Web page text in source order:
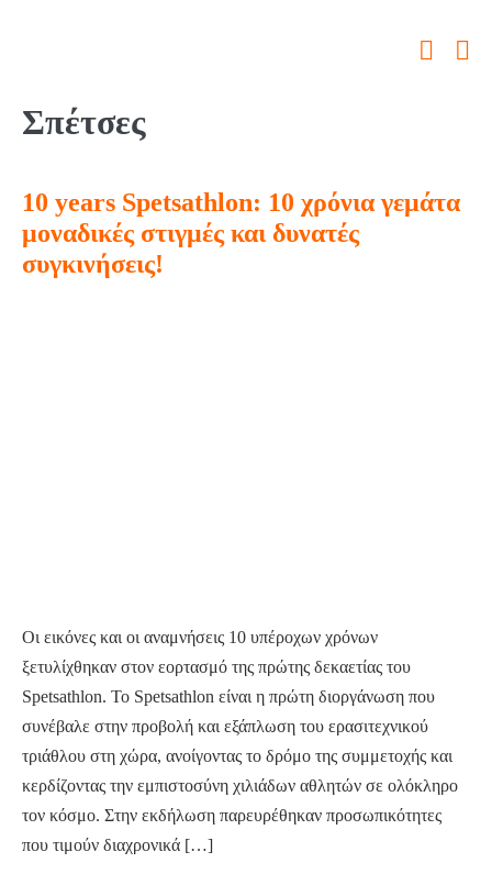
Σπέτσες
10 years Spetsathlon: 10 χρόνια γεμάτα
μοναδικές στιγμές και δυνατές
συγκινήσεις!
Οι εικόνες και οι αναμνήσεις 10 υπέροχων χρόνων
ξετυλίχθηκαν στον εορτασμό της πρώτης δεκαετίας του
Spetsathlon. Το Spetsathlon είναι η πρώτη διοργάνωση που
συνέβαλε στην προβολή και εξάπλωση του ερασιτεχνικού
τριάθλου στη χώρα, ανοίγοντας το δρόμο της συμμετοχής και
κερδίζοντας την εμπιστοσύνη χιλιάδων αθλητών σε ολόκληρο
τον κόσμο. Στην εκδήλωση παρευρέθηκαν προσωπικότητες
που τιμούν διαχρονικά […]